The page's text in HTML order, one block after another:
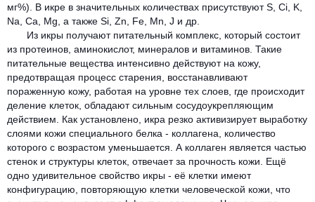
мг%). В икре в значительных количествах присутствуют S, Ci, K,
Na, Ca, Mg, а также Si, Zn, Fe, Mn, J и др.
Из икры получают питательный комплекс, который состоит
из протеинов, аминокислот, минералов и витаминов. Такие
питательные вещества интенсивно действуют на кожу,
предотвращая процесс старения, восстанавливают
пораженную кожу, работая на уровне тех слоев, где происходит
деление клеток, обладают сильным сосудоукрепляющим
действием. Как установлено, икра резко активизирует выработку
слоями кожи специального белка - коллагена, количество
которого с возрастом уменьшается. А коллаген является частью
стенок и структуры клеток, отвечает за прочность кожи. Ещё
одно удивительное свойство икры - её клетки имеют
конфигурацию, повторяющую клетки человеческой кожи, что